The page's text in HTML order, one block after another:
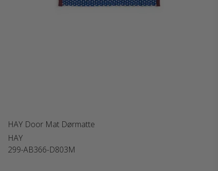
HAY Door Mat Dørmatte
HAY
299-AB366-D803M